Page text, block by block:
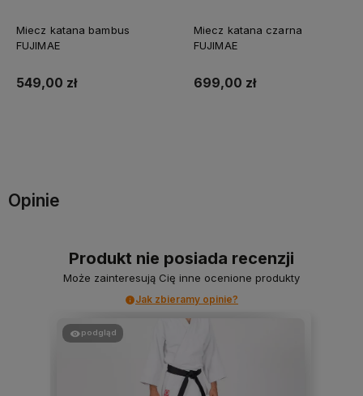
Miecz katana bambus
FUJIMAE
549,00 zł
Miecz katana czarna
FUJIMAE
699,00 zł
Opinie
Produkt nie posiada recenzji
Może zainteresują Cię inne ocenione produkty
Jak zbieramy opinie?
podgląd